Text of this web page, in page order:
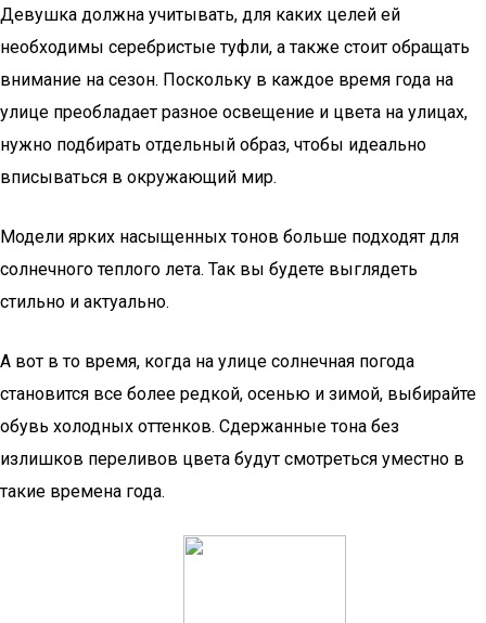
Девушка должна учитывать, для каких целей ей
необходимы серебристые туфли, а также стоит обращать
внимание на сезон. Поскольку в каждое время года на
улице преобладает разное освещение и цвета на улицах,
нужно подбирать отдельный образ, чтобы идеально
вписываться в окружающий мир.
Модели ярких насыщенных тонов больше подходят для
солнечного теплого лета. Так вы будете выглядеть
стильно и актуально.
А вот в то время, когда на улице солнечная погода
становится все более редкой, осенью и зимой, выбирайте
обувь холодных оттенков. Сдержанные тона без
излишков переливов цвета будут смотреться уместно в
такие времена года.